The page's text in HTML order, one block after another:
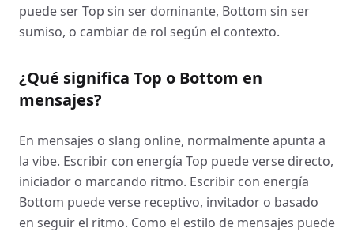
puede ser Top sin ser dominante, Bottom sin ser
sumiso, o cambiar de rol según el contexto.
¿Qué significa Top o Bottom en
mensajes?
En mensajes o slang online, normalmente apunta a
la vibe. Escribir con energía Top puede verse directo,
iniciador o marcando ritmo. Escribir con energía
Bottom puede verse receptivo, invitador o basado
en seguir el ritmo. Como el estilo de mensajes puede